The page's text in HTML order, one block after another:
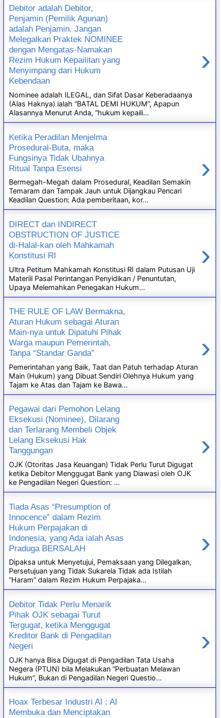
Debitor adalah Debitor,
Penjamin (Pemilik Agunan)
adalah Penjamin. Jangan
Melegalkan Praktek NOMINEE
dengan Mengatas-Namakan
Rezim Hukum Kepailitan yang
Menyimpang dari Hukum
Kebendaan
›
Nominee adalah ILEGAL, dan Sifat Dasar Keberadaanya
(Alas Haknya) ialah “BATAL DEMI HUKUM”, Apapun
Alasannya Menurut Anda, “hukum kepaili...
Ketika Peradilan Menjelma
Prosedural-Buta, maka
Fungsinya Tidak Ubahnya
Ritual Tanpa Esensi
›
Bermegah-Megah dalam Prosedural, Keadilan Semakin
Temaram dan Tampak Jauh untuk Dijangkau Pencari
Keadilan Question: Ada pemberitaan, kor...
DIRECT dan INDIRECT
OBSTRUCTION OF JUSTICE
di-Halal-kan oleh Mahkamah
Konstitusi RI
›
Ultra Petitum Mahkamah Konstitusi RI dalam Putusan Uji
Materiil Pasal Perintangan Penyidikan / Penuntutan,
Upaya Melemahkan Penegakan Hukum...
THE RULE OF LAW Bermakna,
Aturan Hukum sebagai Aturan
Main-nya untuk Dipatuhi Pihak
Warga maupun Pemerintah,
Tanpa “Standar Ganda”
›
Pemerintahan yang Baik, Taat dan Patuh terhadap Aturan
Main (Hukum) yang Dibuat Sendiri Olehnya Hukum yang
Tajam ke Atas dan Tajam ke Bawa...
Pegawai dari Pemohon Lelang
Eksekusi (Nominee), Dilarang
dan Terlarang Membeli Objek
Lelang Eksekusi Hak
Tanggungan
›
OJK (Otoritas Jasa Keuangan) Tidak Perlu Turut Digugat
ketika Debitor Menggugat Bank yang Diawasi oleh OJK
ke Pengadilan Negeri Question: ...
Tiada Asas “Presumption of
Innocence” dalam Rezim
Hukum Perpajakan di
Indonesia, yang Ada ialah Asas
Praduga BERSALAH
›
Dipaksa untuk Menyetujui, Pemaksaan yang Dilegalkan,
Persetujuan yang Tidak Sukarela Tidak ada Istilah
“Haram” dalam Rezim Hukum Perpajaka...
Debitor Tidak Perlu Menarik
Pihak OJK sebagai Turut
Tergugat, ketika Menggugat
Kreditor Bank di Pengadilan
Negeri
›
OJK hanya Bisa Digugat di Pengadilan Tata Usaha
Negera (PTUN) bila Melakukan “Perbuatan Melawan
Hukum”, Bukan di Pengadilan Negeri Questio...
Hoax Terbesar Industri AI : AI
Membuka dan Menciptakan